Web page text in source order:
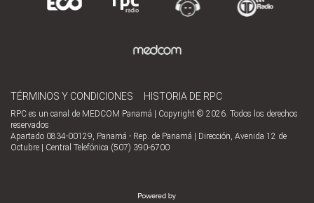
TÉRMINOS Y CONDICIONES HISTORIA DE RPC
RPC es un canal de MEDCOM Panamá | Copyright © 2026. Todos los derechos
reservados
Apartado 0834-00129, Panamá - Rep. de Panamá | Dirección, Avenida 12 de
Octubre | Central Telefónica (507) 390-6700